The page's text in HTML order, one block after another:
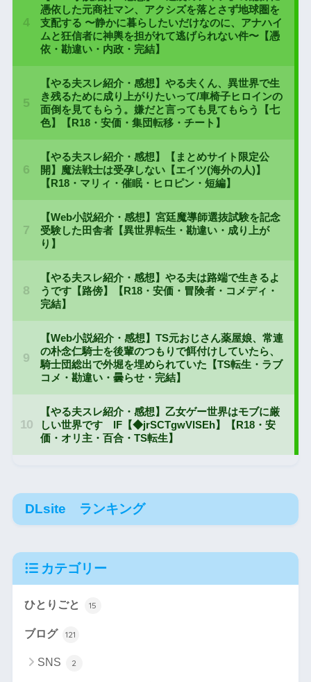
DLsite ランキング
カテゴリー
ひとりごと 15
ブログ 121
SNS 2